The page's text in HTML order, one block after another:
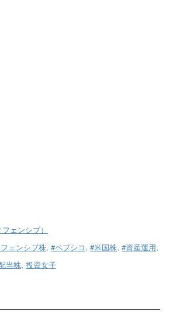
ェンシブ）
ェンシブ株, #ペプシコ, #米国株, #資産運用,
当株, 投資女子